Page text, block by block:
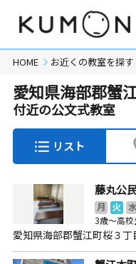
HOME お近くの教室を探す
愛知県海部郡蟹
付近の公文式教室
リスト
藤丸公
月 火 水
3歳～高校
愛知県海部郡蟹江町桜３